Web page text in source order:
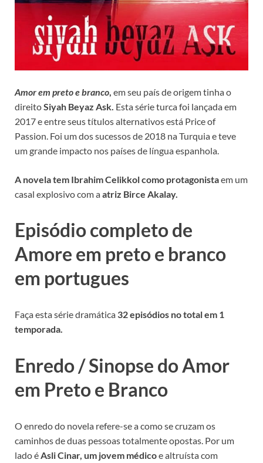
Amor em preto e branco em seu país de origem tinha o
direitoSiyah Beyaz Ask. Esta série turca foi lançada em
2017 e entre seus títulos alternativos está Price of
Passion. Foi um dos sucessos de 2018 na Turquia e teve
um grande impacto nos países de língua espanhola.
A novela tem Ibrahim Celikkol como protagonistaem um
casal explosivo com aatriz Birce Akalay.
Episódio completo de
Amore em preto e branco
em portugues
Faça esta série dramática 32 episódios no total em 1
temporada.
Enredo / Sinopse do Amor
em Preto e Branco
O enredo do novela refere-se a como se cruzam os
caminhos de duas pessoas totalmente opostas. Por um
lado éAsli Cinar, um jovem médicoe altruísta com